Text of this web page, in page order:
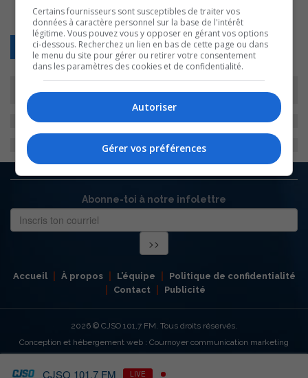
Retour
Abonne-toi à notre infolettre
Accueil À propos L’équipe
Politique de confidentialité
Contact
Publicité
2026 © CJSO 101,7 FM. Tous droits réservés.
Conception et hébergement web : Cournoyer communication marketing
CJSO 101,7 FM LIVE
Certains fournisseurs sont susceptibles de traiter vos
données à caractère personnel sur la base de l'intérêt
légitime. Vous pouvez vous y opposer en gérant vos options
ci-dessous. Recherchez un lien en bas de cette page ou dans
le menu du site pour gérer ou retirer votre consentement
dans les paramètres des cookies et de confidentialité.
Autoriser
Gérer vos préférences